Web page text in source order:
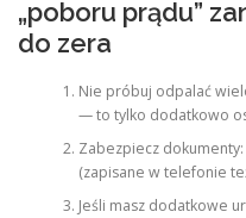
„poboru prądu”
do zera
Nie próbuj odpalać
— to tylko dodatkowo
Zabezpiecz
(zapisane w telefonie
Jeśli masz dodatkowe